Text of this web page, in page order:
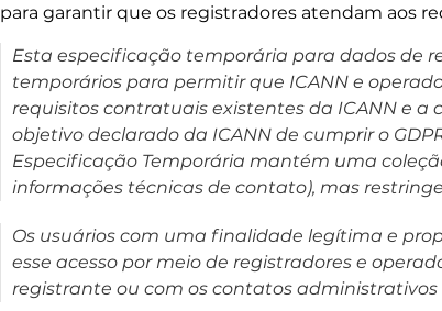
para garantir que os registradores atendam aos
Esta especificação temporária para dados de
temporários para permitir que ICANN e
requisitos contratuais existentes da ICANN e a
objetivo declarado da ICANN de cumprir o
Especificação Temporária mantém uma
informações técnicas de contato), mas
Os usuários com uma finalidade legítima e
esse acesso por meio de registradores e
registrante ou com os contatos